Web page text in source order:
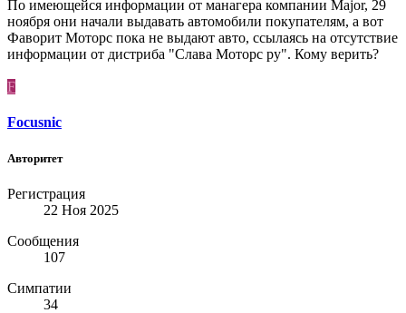
По имеющейся информации от манагера компании Major, 29
ноября они начали выдавать автомобили покупателям, а вот
Фаворит Моторс пока не выдают авто, ссылаясь на отсутствие
информации от дистриба "Слава Моторс ру". Кому верить?
F
Focusnic
Авторитет
Регистрация
22 Ноя 2025
Сообщения
107
Симпатии
34